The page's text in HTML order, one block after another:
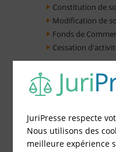
Constitution de
Modification de
Fonds de
Cessation
JuriPresse respecte
Nous utilisons des
meilleure expérience